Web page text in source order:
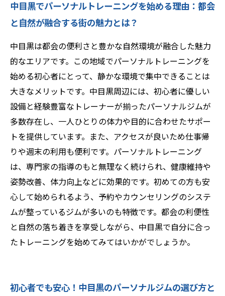
的な体作りを目指して
パーソナルトレーニングで変わる日常！中目黒
でスタートする健康習慣の結末
初心者必見！中目黒のおすすめパーソナルジム5
選とその特徴
パーソナルトレーニングで叶える理想の自分：
中目黒で健康生活を始めよう
中目黒でパーソナルトレーニングを始める理由：都会
と自然が融合する街の魅力とは？
中目黒は都会の便利さと豊かな自然環境が融合した魅力
的なエリアです。この地域でパーソナルトレーニングを
始める初心者にとって、静かな環境で集中できることは
大きなメリットです。中目黒周辺には、初心者に優しい
設備と経験豊富なトレーナーが揃ったパーソナルジムが
多数存在し、一人ひとりの体力や目的に合わせたサポー
トを提供しています。また、アクセスが良いため仕事帰
りや週末の利用も便利です。パーソナルトレーニング
は、専門家の指導のもと無理なく続けられ、健康維持や
姿勢改善、体力向上などに効果的です。初めての方も安
心して始められるよう、予約やカウンセリングのシステ
ムが整っているジムが多いのも特徴です。都会の利便性
と自然の落ち着きを享受しながら、中目黒で自分に合っ
たトレーニングを始めてみてはいかがでしょうか。
初心者でも安心！中目黒のパーソナルジムの選び方と